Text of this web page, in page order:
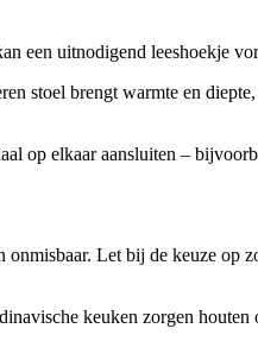
een uitnodigend leeshoekje
stoel brengt warmte en
op elkaar aansluiten –
Let bij de keuze op
keuken zorgen